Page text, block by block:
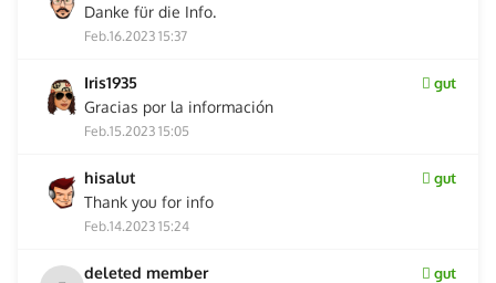
Danke für die Info.
Feb.16.2023 15:37
Iris1935 gut
Gracias por la información
Feb.15.2023 15:05
hisalut gut
Thank you for info
Feb.14.2023 15:24
deleted member gut